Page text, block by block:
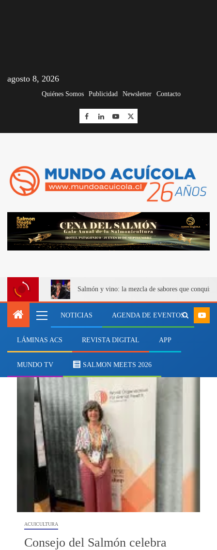
agosto 8, 2026
Quiénes Somos Publicidad Newsletter Contacto
Salmón y vino: la mezcla de sabores que
NOTICIAS AGENDA DE EVENTOS
LÁMINAS ACS REVISTA DIGITAL APP
MUNDO TV SALMON MEETS 2026
Alicia Gallardo Lagno
ACUICULTURA
Consejo del Salmón celebra